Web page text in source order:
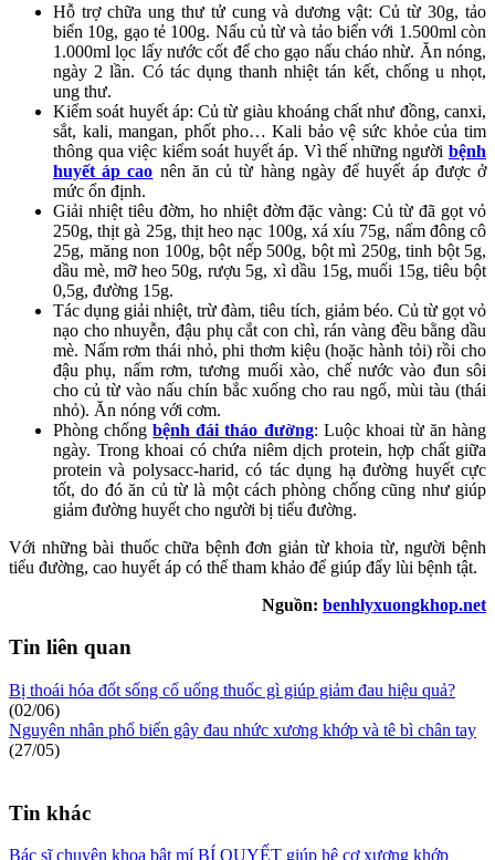
Hỗ trợ chữa ung thư tử cung và dương vật: Củ từ 30g, tảo
biển 10g, gạo tẻ 100g. Nấu củ từ và tảo biển với 1.500ml còn
1.000ml lọc lấy nước cốt để cho gạo nấu cháo nhừ. Ăn nóng,
ngày 2 lần. Có tác dụng thanh nhiệt tán kết, chống u nhọt,
ung thư.
Kiểm soát huyết áp: Củ từ giàu khoáng chất như đồng, canxi,
sắt, kali, mangan, phốt pho… Kali bảo vệ sức khỏe của tim
thông qua việc kiểm soát huyết áp. Vì thế những người bệnh
huyết áp cao nên ăn củ từ hàng ngày để huyết áp được ở
mức ổn định.
Giải nhiệt tiêu đờm, ho nhiệt đờm đặc vàng: Củ từ đã gọt vỏ
250g, thịt gà 25g, thịt heo nạc 100g, xá xíu 75g, nấm đông cô
25g, măng non 100g, bột nếp 500g, bột mì 250g, tinh bột 5g,
dầu mè, mỡ heo 50g, rượu 5g, xì dầu 15g, muối 15g, tiêu bột
0,5g, đường 15g.
Tác dụng giải nhiệt, trừ đàm, tiêu tích, giảm béo. Củ từ gọt vỏ
nạo cho nhuyễn, đậu phụ cắt con chì, rán vàng đều bằng dầu
mè. Nấm rơm thái nhỏ, phi thơm kiệu (hoặc hành tỏi) rồi cho
đậu phụ, nấm rơm, tương muối xào, chế nước vào đun sôi
cho củ từ vào nấu chín bắc xuống cho rau ngổ, mùi tàu (thái
nhỏ). Ăn nóng với cơm.
Phòng chốngbệnh đái tháo đường: Luộc khoai từ ăn hàng
ngày. Trong khoai có chứa niêm dịch protein, hợp chất giữa
protein và polysacc-harid, có tác dụng hạ đường huyết cực
tốt, do đó ăn củ từ là một cách phòng chống cũng như giúp
giảm đường huyết cho người bị tiểu đường.
Với những bài thuốc chữa bệnh đơn giản từ khoia từ, người bệnh
tiểu đường, cao huyết áp có thể tham khảo để giúp đẩy lùi bệnh tật.
Nguồn: benhlyxuongkhop.net
Tin liên quan
Bị thoái hóa đốt sống cổ uống thuốc gì giúp giảm đau hiệu quả?
(02/06)
Nguyên nhân phổ biến gây đau nhức xương khớp và tê bì chân tay
(27/05)
Tin khác
Bác sĩ chuyên khoa bật mí BÍ QUYẾT giúp hệ cơ xương khớp